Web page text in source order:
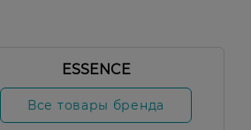
ESSENCE
Все товары бренда